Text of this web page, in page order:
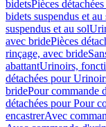
bidetsPièces
bidets suspendus et au
suspendus et au sol
avec bridePièces
rinçage, avec bride
abattantUrinoirs,
détachées pour
bridePour commande
détachées pour Pour
encastrerAvec